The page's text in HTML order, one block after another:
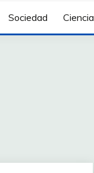
Sociedad Ciencia